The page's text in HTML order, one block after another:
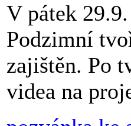
V pátek
Podzimní
zajištěn. Po
videa na